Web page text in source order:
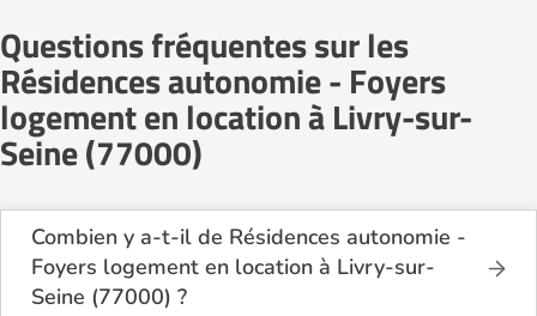
Questions fréquentes sur les
Résidences autonomie - Foyers
logement en location à Livry-sur-
Seine (77000)
Combien y a-t-il de Résidences autonomie -
Foyers logement en location à Livry-sur-
Seine (77000) ?